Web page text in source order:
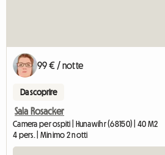
99 € / notte
Da scoprire
Sala Rosacker
Camera per ospiti | Hunawihr (68150) | 40 M2
4 pers. | Minimo 2 notti